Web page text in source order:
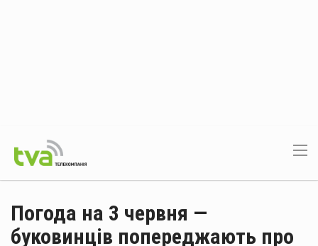
Погода на 3 червня —
буковинців попереджають про